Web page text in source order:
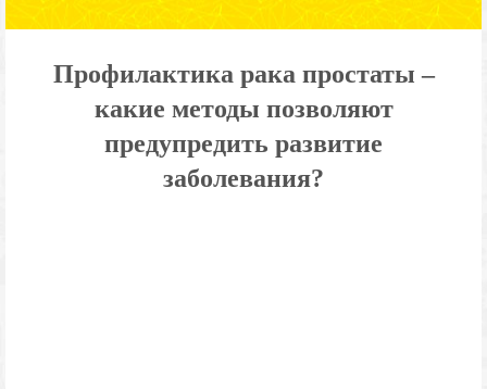
Профилактика рака простаты –
какие методы позволяют
предупредить развитие
заболевания?